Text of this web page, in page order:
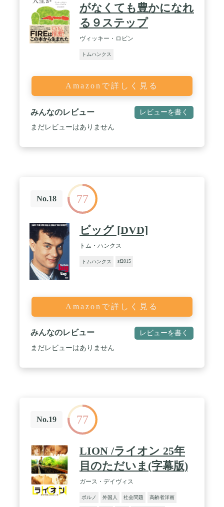
がなくても豊かになれ
る９ステップ
ヴィッキー・ロビン
トムハンクス
Amazonで詳しく見る
みんなのレビュー レビューを書く
まだレビューはありません
No.18 77
ビッグ [DVD]
トム・ハンクス
トムハンクス sf2015
Amazonで詳しく見る
みんなのレビュー レビューを書く
まだレビューはありません
No.19 77
LION /ライオン 25年
目のただいま(字幕版)
ガース・デイヴィス
ポルノ 外国人 社会問題 高齢者洋画